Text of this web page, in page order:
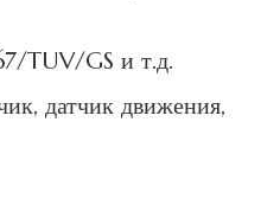
TUV/GS и т.д.
датчик движения,